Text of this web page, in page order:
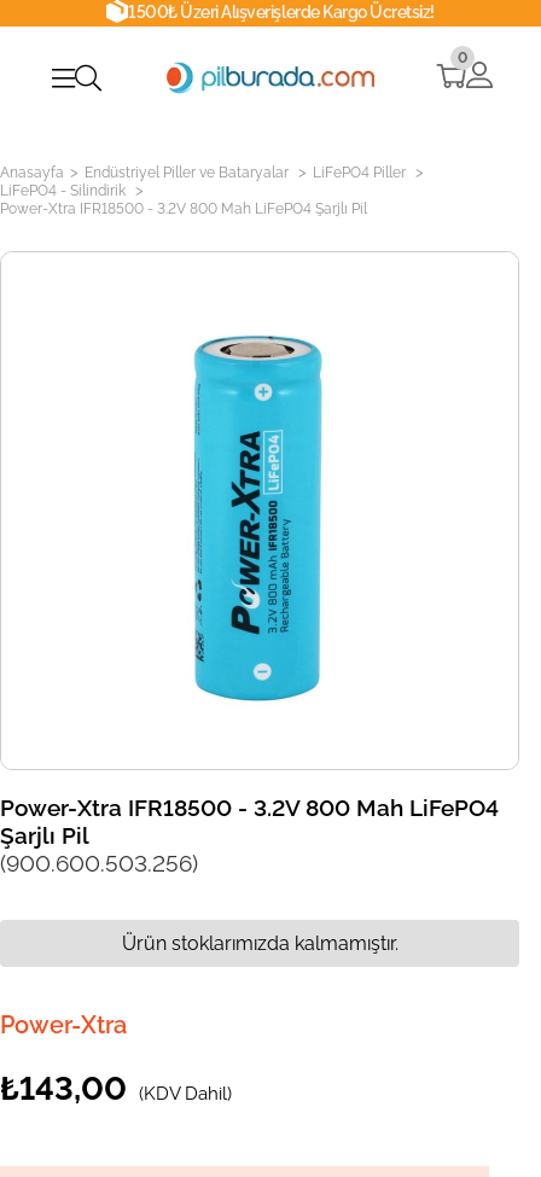
1500₺ Üzeri Alışverişlerde Kargo Ücretsiz!
0
Anasayfa > Endüstriyel Piller ve Bataryalar > LiFePO4 Piller >
LiFePO4 - Silindirik >
Power-Xtra IFR18500 - 3.2V 800 Mah LiFePO4 Şarjlı Pil
Power-Xtra IFR18500 - 3.2V 800 Mah LiFePO4
Şarjlı Pil
(900.600.503.256)
Power-Xtra
₺143,00 (KDV Dahil)
Ürün stoklarımızda kalmamıştır.